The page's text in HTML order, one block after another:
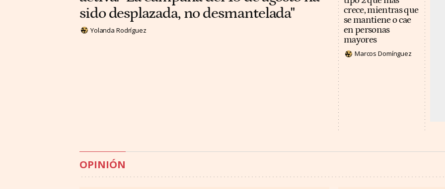
sido desplazada, no desmantelada"
Yolanda Rodríguez
crece, mientras que
se mantiene o cae
en personas
mayores
Marcos Domínguez
OPINIÓN